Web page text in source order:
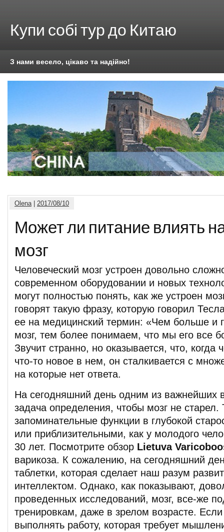
Купи собі тур до Китаю
З нами весело, цікаво та надійно!
Olena| 2017/08/10
Может ли питание влиять
мозг
Человеческий мозг устроен довольно
современном оборудовании и новых
могут полностью понять, как же устроен
говорят такую фразу, которую говорил
ее на медицинский термин: «Чем больше и
мозг, тем более понимаем, что мы его все
Звучит странно, но оказывается, что, когда
что-то новое в нем, он сталкивается с
на которые нет ответа.
На сегодняшний день одним из важнейших
задача определения, чтобы мозг не старел.
запоминательные функции в глубокой
или приблизительными, как у молодого
30 лет. Посмотрите обзор Lietuva
варикоза. К сожалению, на сегодняшний
таблетки, которая сделает наш разум
интеллектом. Однако, как показывают,
проведенных исследований, мозг, все-же
тренировкам, даже в зрелом возрасте.
выполнять работу, которая требует